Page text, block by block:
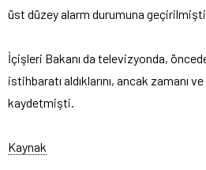
üst düzey alarm durumuna geçirilmişti.
İçişleri Bakanı da televizyonda,
istihbaratı aldıklarını, ancak zamanı
kaydetmişti.
Kaynak